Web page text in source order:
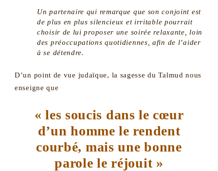
Un partenaire qui remarque que son conjoint est
de plus en plus silencieux et irritable pourrait
choisir de lui proposer une soirée relaxante, loin
des préoccupations quotidiennes, afin de l’aider
à se détendre​​.
D’un point de vue judaïque, la sagesse du Talmud nous
enseigne que
« les soucis dans le cœur
d’un homme le rendent
courbé, mais une bonne
parole le réjouit »